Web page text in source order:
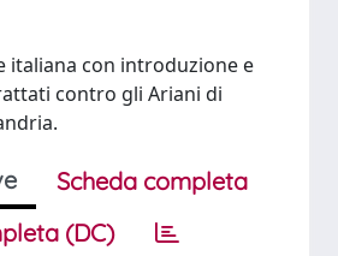
italiana con introduzione e
contro gli Ariani di
Scheda completa
(DC)